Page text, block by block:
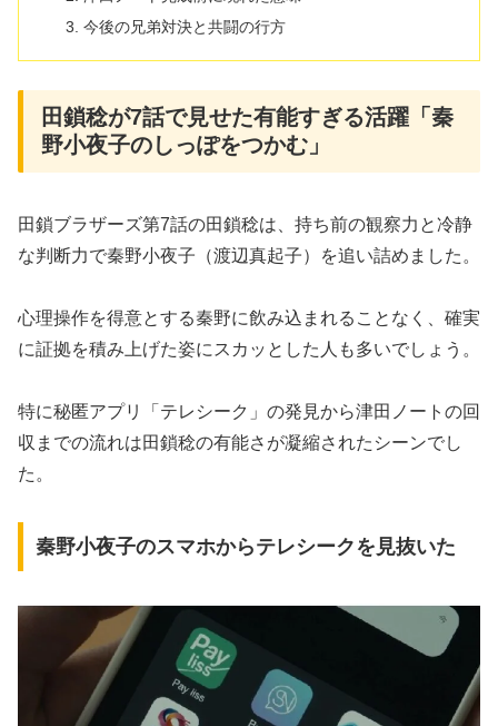
今後の兄弟対決と共闘の行方
田鎖稔が7話で見せた有能すぎる活躍「秦
野小夜子のしっぽをつかむ」
田鎖ブラザーズ第7話の田鎖稔は、持ち前の観察力と冷静
な判断力で秦野小夜子（渡辺真起子）を追い詰めました。
心理操作を得意とする秦野に飲み込まれることなく、確実
に証拠を積み上げた姿にスカッとした人も多いでしょう。
特に秘匿アプリ「テレシーク」の発見から津田ノートの回
収までの流れは田鎖稔の有能さが凝縮されたシーンでし
た。
秦野小夜子のスマホからテレシークを見抜いた